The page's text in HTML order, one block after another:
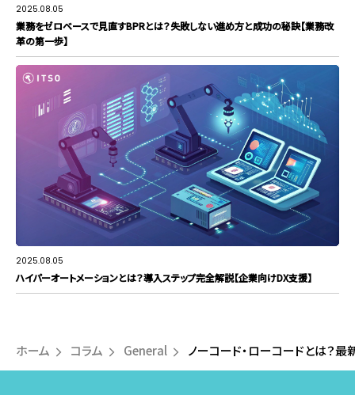
2025.08.05
業務をゼロベースで見直すBPRとは？失敗しない進め方と成功の秘訣【業務改
革の第一歩】
2025.08.05
ハイパーオートメーションとは？導入ステップ完全解説【企業向けDX支援】
ホーム コラム General ノーコード・ローコードとは？